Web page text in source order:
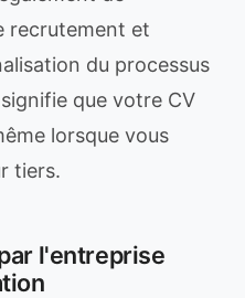
recrutement et
du processus
que votre CV
lorsque vous
tiers.
l'entreprise